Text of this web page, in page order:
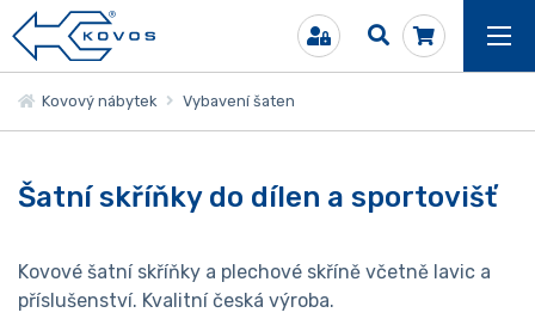
Kovový nábytek Vybavení šaten
Šatní skříňky do dílen a sportovišť
Kovové šatní skříňky a plechové skříně včetně lavic a
příslušenství. Kvalitní česká výroba.